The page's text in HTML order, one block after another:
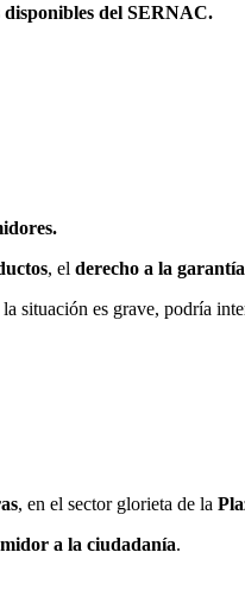
disponibles del SERNAC.
, el derecho a la
la situación es grave, podría
, en el sector glorieta de la
a la ciudadanía.